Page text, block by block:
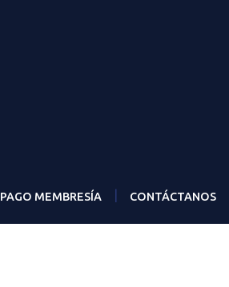
PAGO MEMBRESÍA CONTÁCTANOS